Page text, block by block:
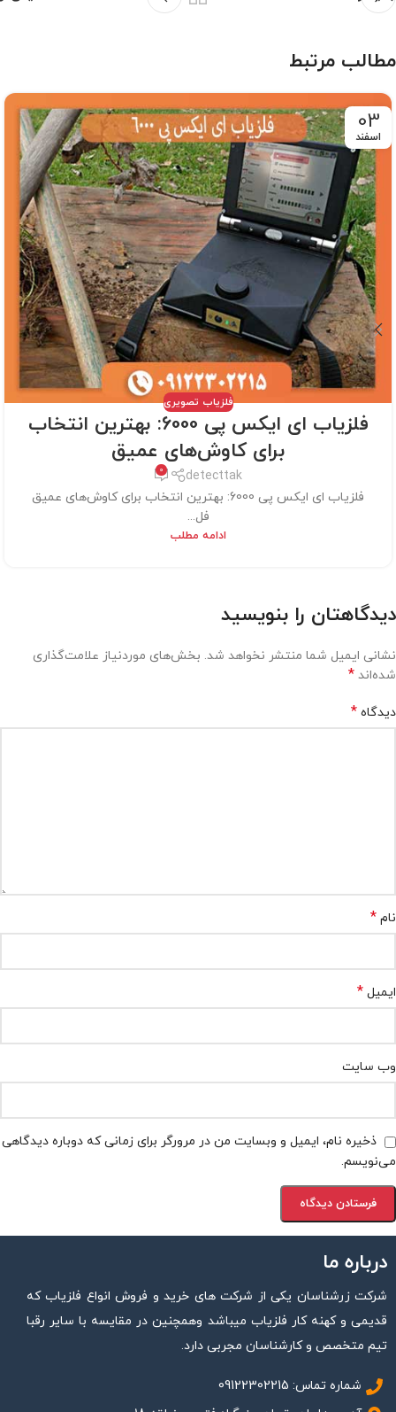
مطالب مرتبط
03
اسفند
فلزیاب تصویری
فلزیاب ای ایکس پی 6000: بهترین انتخاب
برای کاوش‌های عمیق
detecttak
0
فلزیاب ای ایکس پی 6000: بهترین انتخاب برای کاوش‌های عمیق
فل...
ادامه مطلب
دیدگاهتان را بنویسید
نشانی ایمیل شما منتشر نخواهد شد. بخش‌های موردنیاز علامت‌گذاری
شده‌اند *
دیدگاه *
نام *
ایمیل *
وب‌ سایت
ذخیره نام، ایمیل و وبسایت من در مرورگر برای زمانی که دوباره دیدگاهی
می‌نویسم.
درباره ما
شرکت زرشناسان یکی از شرکت های خرید و فروش انواع فلزیاب که
قدیمی و کهنه کار فلزیاب میباشد وهمچنین در مقایسه با سایر رقبا
تیم متخصص و کارشناسان مجربی دارد.
شماره تماس: 09122302215